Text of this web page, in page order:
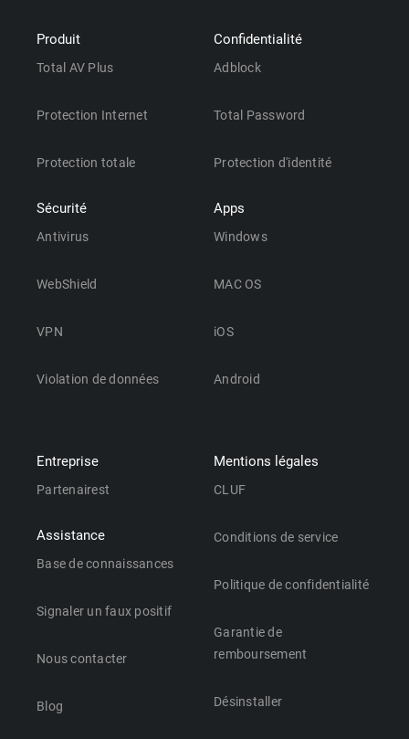
Produit
Total AV Plus
Protection Internet
Protection totale
Sécurité
Antivirus
WebShield
VPN
Violation de données
Confidentialité
Adblock
Total Password
Protection d'identité
Apps
Windows
MAC OS
iOS
Android
Entreprise
Partenairest
Assistance
Base de connaissances
Signaler un faux positif
Nous contacter
Blog
Mentions légales
CLUF
Conditions de service
Politique de confidentialité
Garantie de
remboursement
Désinstaller